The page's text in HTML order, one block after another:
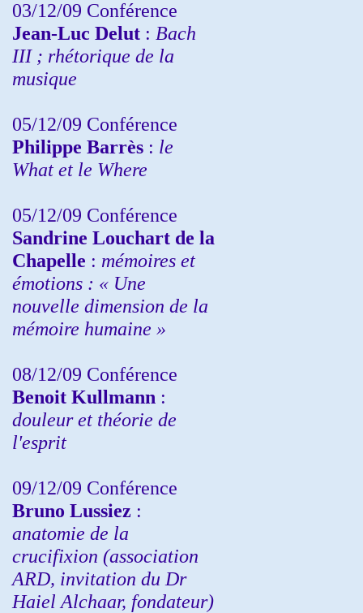
03/12/09 Conférence
Jean-Luc Delut : Bach
III ; rhétorique de la
musique
05/12/09 Conférence
Philippe Barrès : le
What et le Where
05/12/09 Conférence
Sandrine Louchart de la
Chapelle : mémoires et
émotions : « Une
nouvelle dimension de la
mémoire humaine »
08/12/09 Conférence
Benoit Kullmann :
douleur et théorie de
l'esprit
09/12/09 Conférence
Bruno Lussiez :
anatomie de la
crucifixion (association
ARD, invitation du Dr
Haiel Alchaar, fondateur)